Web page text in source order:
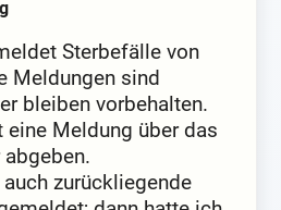
Sterbefälle von
Meldungen sind
bleiben vorbehalten.
eine Meldung über das
zurückliegende